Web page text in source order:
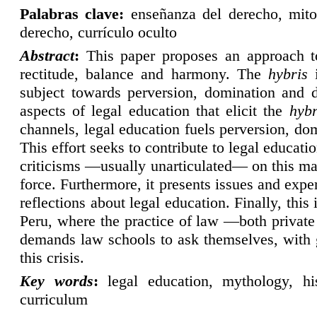
Palabras clave: enseñanza del derecho,
derecho, currículo oculto
Abstract: This paper proposes an
rectitude, balance and harmony. The hybris
subject towards perversion, domination
aspects of legal education that elicit the
channels, legal education fuels perversion,
This effort seeks to contribute to legal
criticisms —usually unarticulated— on this
force. Furthermore, it presents issues and
reflections about legal education. Finally,
Peru, where the practice of law —both
demands law schools to ask themselves,
this crisis.
Key words: legal education, mythology,
curriculum